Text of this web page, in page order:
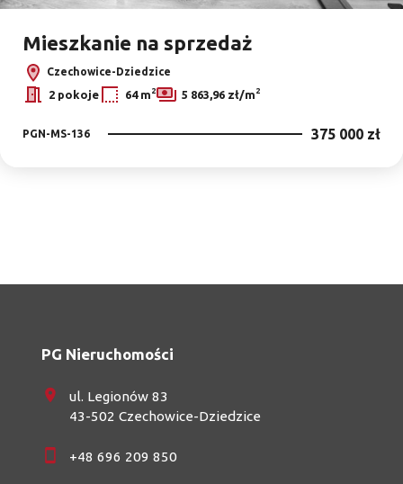
Mieszkanie na sprzedaż
Czechowice-Dziedzice
2 pokoje 64 m2 5 863,96 zł/m2
PGN-MS-136 375 000 zł
PG Nieruchomości
ul. Legionów 83
43-502 Czechowice-Dziedzice
+48 696 209 850